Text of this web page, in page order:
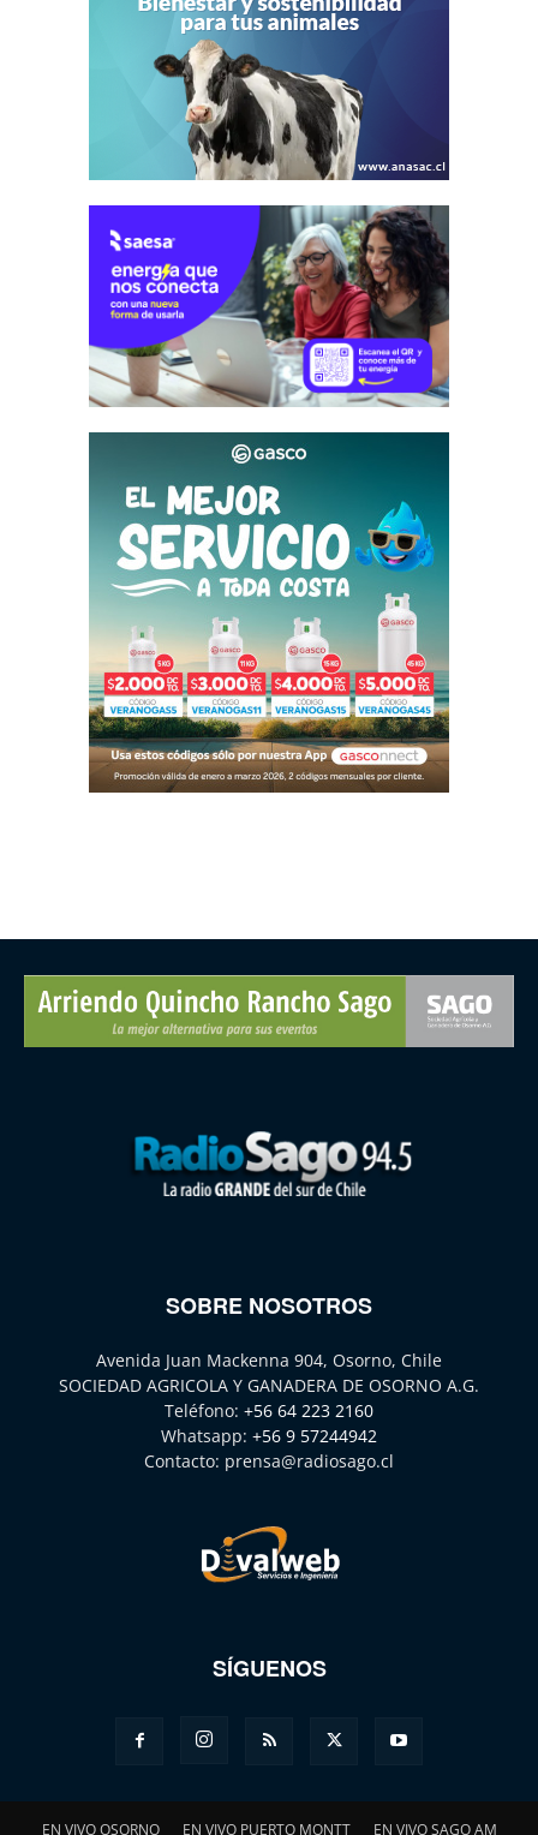
SOBRE NOSOTROS
Avenida Juan Mackenna 904, Osorno, Chile
SOCIEDAD AGRICOLA Y GANADERA DE OSORNO A.G.
Teléfono: +56 64 223 2160
Whatsapp: +56 9 57244942
Contacto: prensa@radiosago.cl
SÍGUENOS
EN VIVO OSORNO EN VIVO PUERTO MONTT EN VIVO SAGO AM